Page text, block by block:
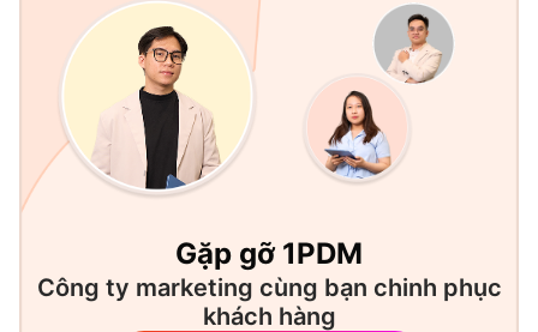
Gặp gỡ 1PDM
Công ty marketing cùng bạn chinh phục
khách hàng